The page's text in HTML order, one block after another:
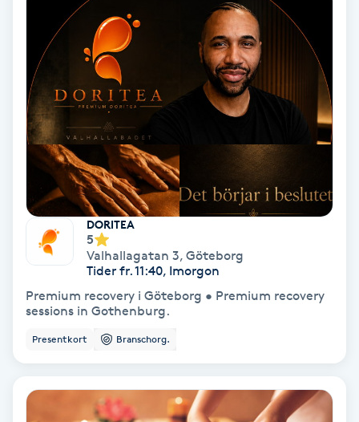
Pensionärklippning
Permanent
Permanent hårborttagning
Permanent ögonbrynsmakeup
Personal shopper
Personlig tränare
Picolaser
Piercing
DORITEA
5
Valhallagatan 3, Göteborg
Tider fr. 11:40, Imorgon
Premium recovery i Göteborg • Premium recovery
sessions in Gothenburg.
Presentkort Branschorg.